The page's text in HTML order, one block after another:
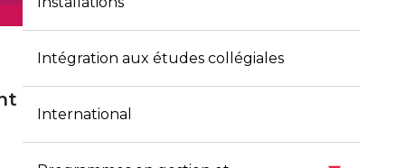
Intégration aux études collégiales
International